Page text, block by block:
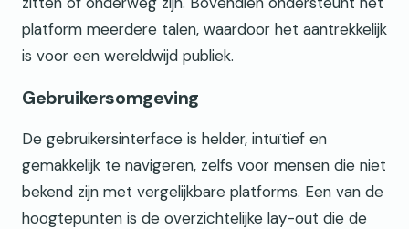
platform meerdere talen, waardoor het aantrekkelijk
is voor een wereldwijd publiek.
Gebruikersomgeving
De gebruikersinterface is helder, intuïtief en
gemakkelijk te navigeren, zelfs voor mensen die niet
bekend zijn met vergelijkbare platforms. Een van de
hoogtepunten is de overzichtelijke lay-out die de